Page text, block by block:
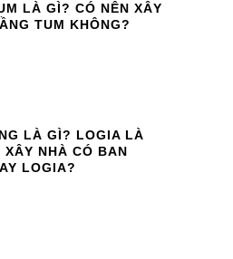
LÀ GÌ? CÓ NÊN XÂY
TUM KHÔNG?
LÀ GÌ? LOGIA LÀ
XÂY NHÀ CÓ BAN
LOGIA?